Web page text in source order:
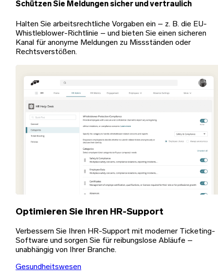
Schützen Sie Meldungen sicher und vertraulich
Halten Sie arbeitsrechtliche Vorgaben ein – z. B. die EU-
Whistleblower-Richtlinie – und bieten Sie einen sicheren
Kanal für anonyme Meldungen zu Missständen oder
Rechtsverstößen.
Optimieren Sie Ihren HR-Support
Verbessern Sie Ihren HR-Support mit moderner Ticketing-
Software und sorgen Sie für reibungslose Abläufe –
unabhängig von Ihrer Branche.
Gesundheitswesen